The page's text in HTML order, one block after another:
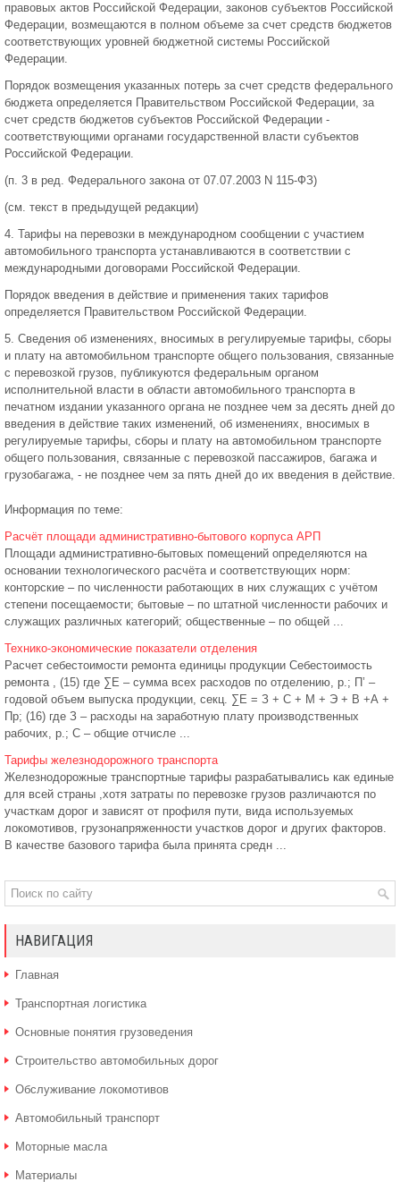
правовых актов Российской Федерации, законов субъектов Российской
Федерации, возмещаются в полном объеме за счет средств бюджетов
соответствующих уровней бюджетной системы Российской
Федерации.
Порядок возмещения указанных потерь за счет средств федерального
бюджета определяется Правительством Российской Федерации, за
счет средств бюджетов субъектов Российской Федерации -
соответствующими органами государственной власти субъектов
Российской Федерации.
(п. 3 в ред. Федерального закона от 07.07.2003 N 115-ФЗ)
(см. текст в предыдущей редакции)
4. Тарифы на перевозки в международном сообщении с участием
автомобильного транспорта устанавливаются в соответствии с
международными договорами Российской Федерации.
Порядок введения в действие и применения таких тарифов
определяется Правительством Российской Федерации.
5. Сведения об изменениях, вносимых в регулируемые тарифы, сборы
и плату на автомобильном транспорте общего пользования, связанные
с перевозкой грузов, публикуются федеральным органом
исполнительной власти в области автомобильного транспорта в
печатном издании указанного органа не позднее чем за десять дней до
введения в действие таких изменений, об изменениях, вносимых в
регулируемые тарифы, сборы и плату на автомобильном транспорте
общего пользования, связанные с перевозкой пассажиров, багажа и
грузобагажа, - не позднее чем за пять дней до их введения в действие.
Информация по теме:
Расчёт площади административно-бытового корпуса АРП
Площади административно-бытовых помещений определяются на
основании технологического расчёта и соответствующих норм:
конторские – по численности работающих в них служащих с учётом
степени посещаемости; бытовые – по штатной численности рабочих и
служащих различных категорий; общественные – по общей ...
Технико-экономические показатели отделения
Расчет себестоимости ремонта единицы продукции Себестоимость
ремонта , (15) где ∑Е – сумма всех расходов по отделению, р.; П’ –
годовой объем выпуска продукции, секц. ∑Е = З + С + М + Э + В +А +
Пр; (16) где З – расходы на заработную плату производственных
рабочих, р.; С – общие отчисле ...
Тарифы железнодорожного транспорта
Железнодорожные транспортные тарифы разрабатывались как единые
для всей страны ,хотя затраты по перевозке грузов различаются по
участкам дорог и зависят от профиля пути, вида используемых
локомотивов, грузонапряженности участков дорог и других факторов.
В качестве базового тарифа была принята средн ...
НАВИГАЦИЯ
Главная
Транспортная логистика
Основные понятия грузоведения
Строительство автомобильных дорог
Обслуживание локомотивов
Автомобильный транспорт
Моторные масла
Материалы